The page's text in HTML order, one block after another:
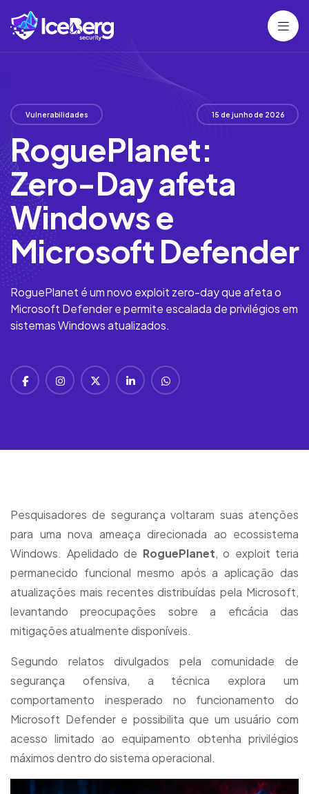
Vulnerabilidades 15 de junho de 2026
RoguePlanet:
Zero-Day afeta
Windows e
Microsoft Defender
RoguePlanet é um novo exploit zero-day que afeta o
Microsoft Defender e permite escalada de privilégios em
sistemas Windows atualizados.
Pesquisadores de segurança voltaram suas atenções
para uma nova ameaça direcionada ao ecossistema
Windows. Apelidado de RoguePlanet, o exploit teria
permanecido funcional mesmo após a aplicação das
atualizações mais recentes distribuídas pela Microsoft,
levantando preocupações sobre a eficácia das
mitigações atualmente disponíveis.
Segundo relatos divulgados pela comunidade de
segurança ofensiva, a técnica explora um
comportamento inesperado no funcionamento do
Microsoft Defender e possibilita que um usuário com
acesso limitado ao equipamento obtenha privilégios
máximos dentro do sistema operacional.